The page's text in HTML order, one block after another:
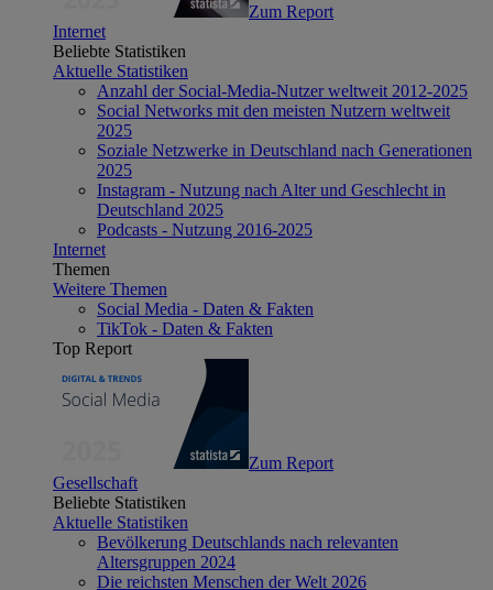
Zum Report
Internet
Beliebte Statistiken
Aktuelle Statistiken
Anzahl der Social-Media-Nutzer weltweit 2012-2025
Social Networks mit den meisten Nutzern weltweit
2025
Soziale Netzwerke in Deutschland nach Generationen
2025
Instagram - Nutzung nach Alter und Geschlecht in
Deutschland 2025
Podcasts - Nutzung 2016-2025
Internet
Themen
Weitere Themen
Social Media - Daten & Fakten
TikTok - Daten & Fakten
Top Report
Zum Report
Gesellschaft
Beliebte Statistiken
Aktuelle Statistiken
Bevölkerung Deutschlands nach relevanten
Altersgruppen 2024
Die reichsten Menschen der Welt 2026